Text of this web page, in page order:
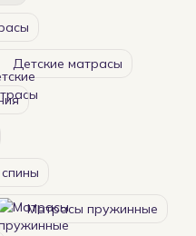
Детские матрасы
Матрасы пружинные